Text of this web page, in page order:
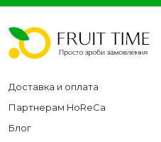
Доставка и оплата
Партнерам HoReCa
Блог